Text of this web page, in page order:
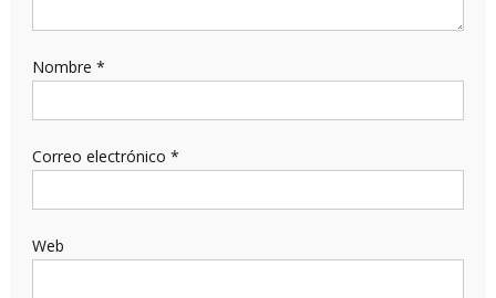
Nombre *
Correo electrónico *
Web